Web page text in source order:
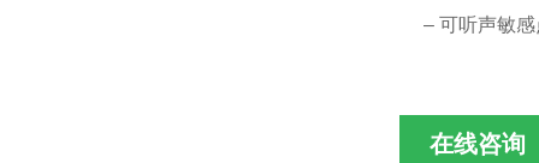
– 可听声敏
在线咨询